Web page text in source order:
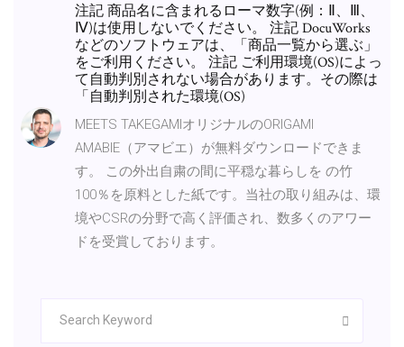
注記 商品名に含まれるローマ数字(例：Ⅱ、Ⅲ、
Ⅳ)は使用しないでください。 注記 DocuWorks
などのソフトウェアは、「商品一覧から選ぶ」
をご利用ください。 注記 ご利用環境(OS)によっ
て自動判別されない場合があります。その際は
「自動判別された環境(OS)
MEETS TAKEGAMIオリジナルのORIGAMI
AMABIE（アマビエ）が無料ダウンロードできま
す。 この外出自粛の間に平穏な暮らしを の竹
100％を原料とした紙です。当社の取り組みは、環
境やCSRの分野で高く評価され、数多くのアワー
ドを受賞しております。